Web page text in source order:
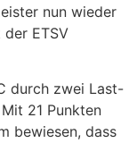
nun wieder
ETSV
durch zwei Last-
21 Punkten
bewiesen, dass